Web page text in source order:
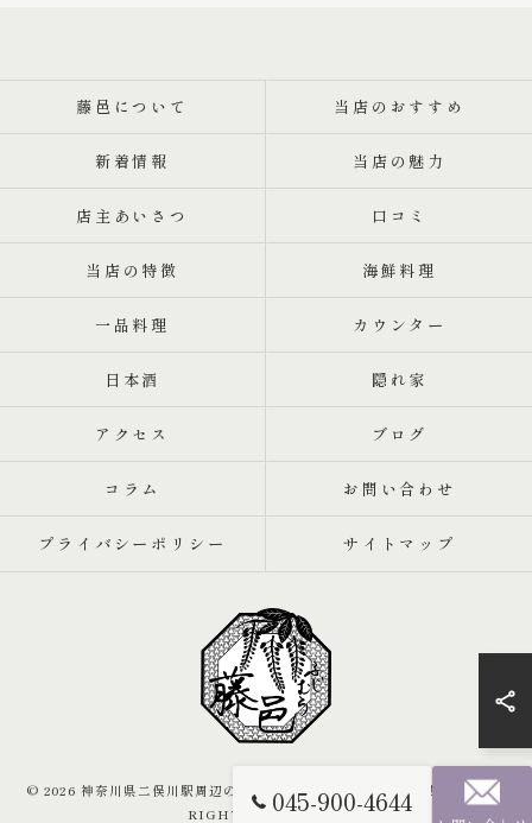
045-900-4644
藤邑について 当店のおすすめ
新着情報 当店の魅力
店主あいさつ 口コミ
当店の特徴 海鮮料理
一品料理 カウンター
日本酒 隠れ家
アクセス ブログ
コラム お問い合わせ
プライバシーポリシー サイトマップ
© 2026 神奈川県二俣川駅周辺の居酒屋なら魚と肴 藤邑～ふじむら～ ALL
RIGHTS RESERVED.